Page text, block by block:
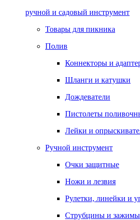
ручной и садовый инструмент
Товары для пикника
Полив
Коннекторы и
Шланги и катушки
Дождеватели
Пистолеты
Лейки и
Ручной инструмент
Очки защитные
Ножи и лезвия
Рулетки, линейки и
Струбцины и зажимы